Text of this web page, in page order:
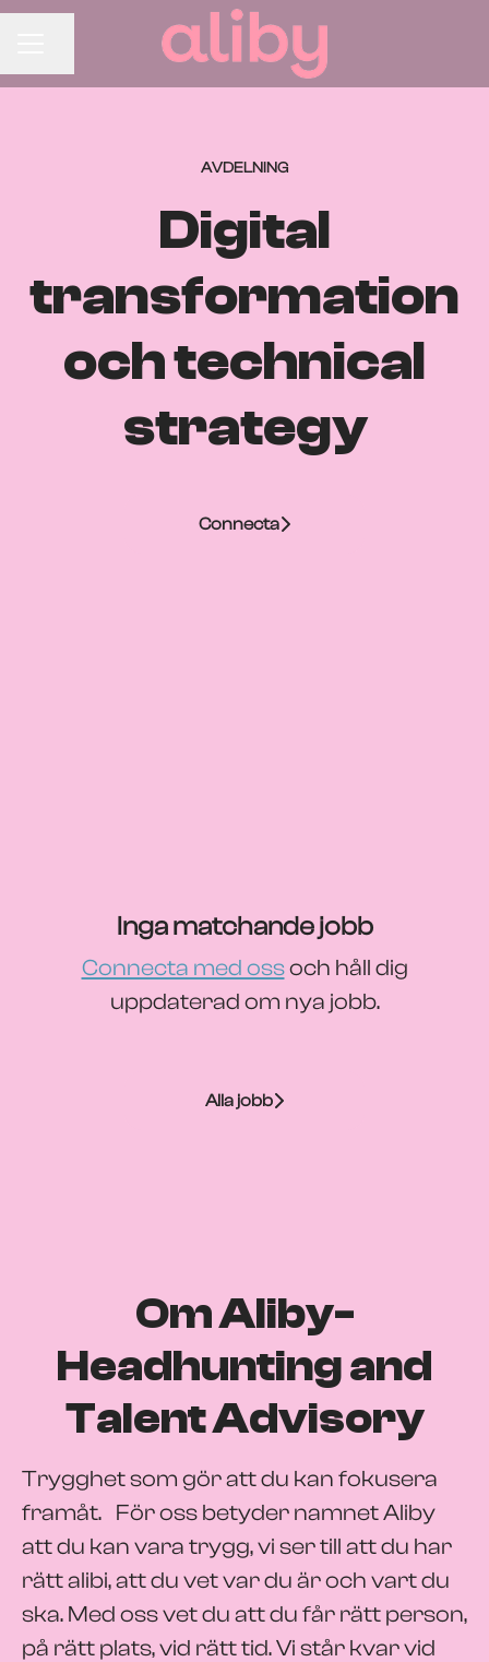
AVDELNING
Digital
transformation
och technical
strategy
Connecta
Inga matchande jobb
Connecta med ossoch håll dig
uppdaterad om nya jobb.
Alla jobb
Om Aliby-
Headhunting and
Talent Advisory
Trygghet som gör att du kan fokusera
framåt. För oss betyder namnet Aliby
att du kan vara trygg, vi ser till att du har
rätt alibi, att du vet var du är och vart du
ska. Med oss vet du att du får rätt person,
på rätt plats, vid rätt tid. Vi står kvar vid